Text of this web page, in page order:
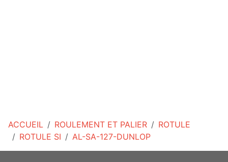
ACCUEIL ROULEMENT ET PALIER
ROTULE
ROTULE SI
AL-SA-127-DUNLOP